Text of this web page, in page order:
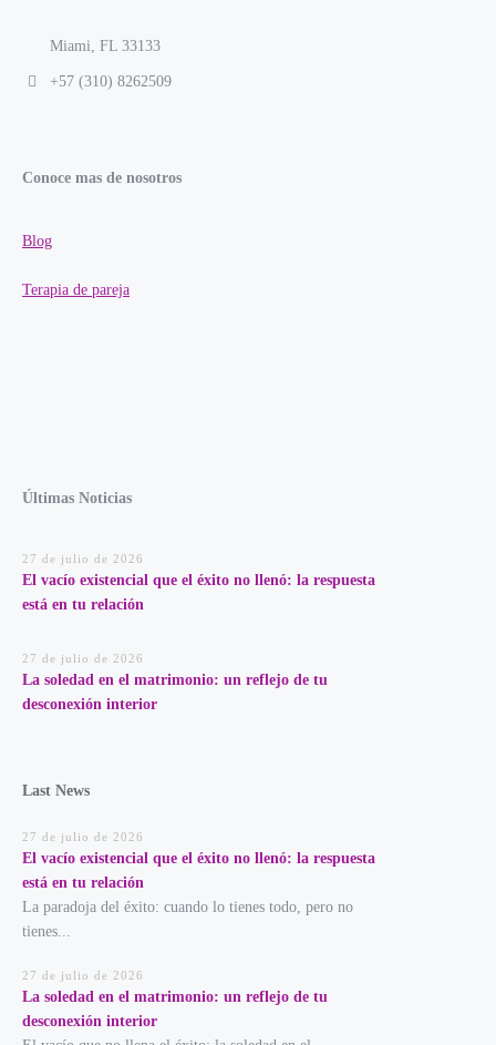
Miami, FL 33133
+57 (310) 8262509
Conoce mas de nosotros
Blog
Terapia de pareja
Últimas Noticias
27 de julio de 2026
El vacío existencial que el éxito no llenó: la respuesta
está en tu relación
27 de julio de 2026
La soledad en el matrimonio: un reflejo de tu
desconexión interior
Last News
27 de julio de 2026
El vacío existencial que el éxito no llenó: la respuesta
está en tu relación
La paradoja del éxito: cuando lo tienes todo, pero no
tienes...
27 de julio de 2026
La soledad en el matrimonio: un reflejo de tu
desconexión interior